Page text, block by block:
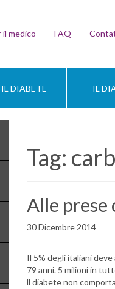
il medico FAQ
DIABETE IL
Tag:
Alle prese
30 Dicembre 2014
Il 5% degli italiani
79 anni. 5 milioni in
ll diabete non